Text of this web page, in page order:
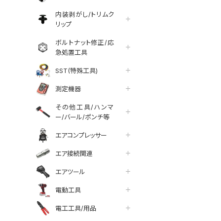
内装剥がし/トリムク
リップ
ボルトナット修正/応
急処置工具
SST(特殊工具)
測定機器
その他工具/ハンマ
ー/バール/ポンチ等
エアコンプレッサー
エア接続関連
エアツール
電動工具
電工工具/用品